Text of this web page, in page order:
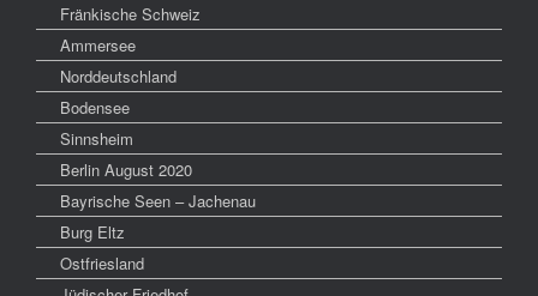
Fränkische Schweiz
Ammersee
Norddeutschland
Bodensee
Sinnsheim
Berlin August 2020
Bayrische Seen – Jachenau
Burg Eltz
Ostfriesland